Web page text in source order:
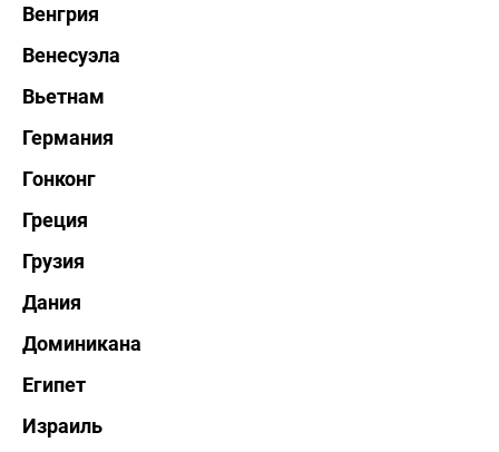
Венгрия
Венесуэла
Вьетнам
Германия
Гонконг
Греция
Грузия
Дания
Доминикана
Египет
Израиль